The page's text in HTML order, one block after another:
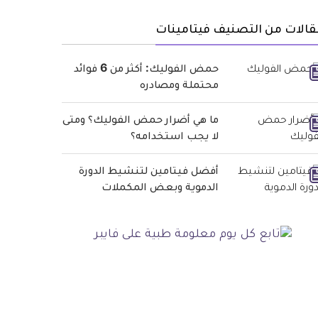
من التصنيف فيتامينات
حمض الفوليك: أكثر من 6 فوائد
محتملة ومصادره
ما هي أضرار حمض الفوليك؟ ومتى
لا يجب استخدامه؟
أفضل فيتامين لتنشيط الدورة
الدموية وبعض المكملات